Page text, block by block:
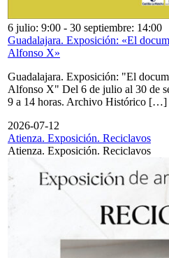
6 julio: 9:00 - 30 septiembre: 14:00
Guadalajara. Exposición: «El
Alfonso X»
Guadalajara. Exposición: "El
Alfonso X" Del 6 de julio al 30 de
9 a 14 horas. Archivo Histórico […]
2026-07-12
Atienza. Exposición. Reciclavos
Atienza. Exposición. Reciclavos